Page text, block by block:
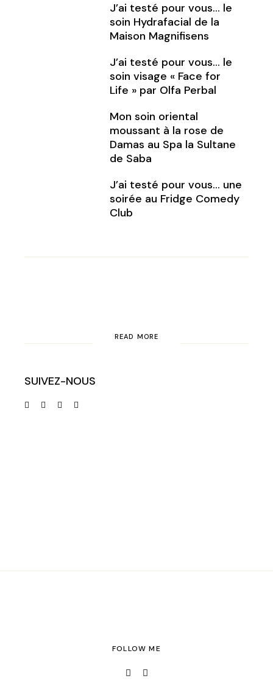
J’ai testé pour vous… le
soin Hydrafacial de la
Maison Magnifisens
J’ai testé pour vous… le
soin visage « Face for
Life » par Olfa Perbal
Mon soin oriental
moussant à la rose de
Damas au Spa la Sultane
de Saba
J’ai testé pour vous… une
soirée au Fridge Comedy
Club
READ MORE
SUIVEZ-NOUS
FOLLOW ME